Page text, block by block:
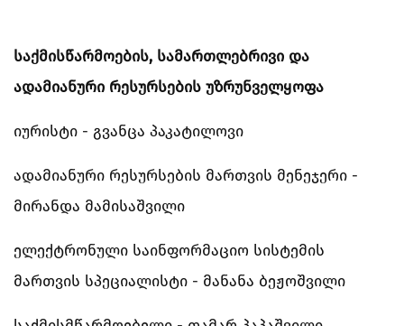
საქმისწარმოების, სამართლებრივი და
ადამიანური რესურსების უზრუნველყოფა
იურისტი - გვანცა პაკატილოვი
ადამიანური რესურსების მართვის მენეჯერი -
მირანდა მამისაშვილი
ელექტრონული საინფორმაციო სისტემის
მართვის სპეციალისტი - მანანა ბეჟოშვილი